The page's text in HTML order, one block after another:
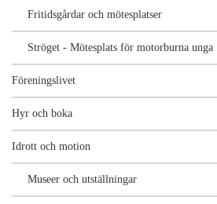
Fritidsgårdar och mötesplatser
Ströget - Mötesplats för motorburna unga
Föreningslivet
Hyr och boka
Idrott och motion
Museer och utställningar